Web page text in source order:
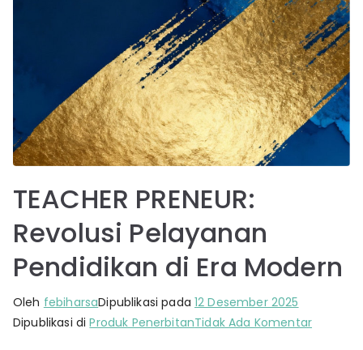
TEACHER PRENEUR:
Revolusi Pelayanan
Pendidikan di Era Modern
Oleh febiharsaDipublikasi pada 12 Desember 2025
Dipublikasi diProduk PenerbitanTidak Ada Komentarpada